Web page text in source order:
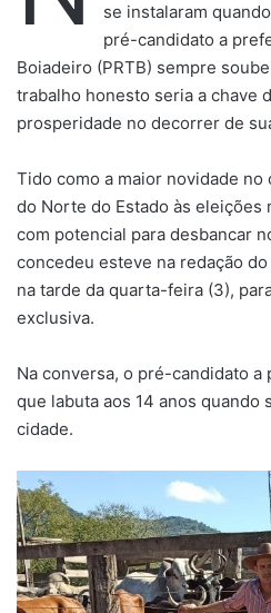
se instalaram
pré-candidato a
Boiadeiro (PRTB) sempre
trabalho honesto seria a chave
prosperidade no decorrer de
Tido como a maior novidade
do Norte do Estado às eleições
com potencial para desbancar
concedeu esteve na redação do
na tarde da quarta-feira (3),
exclusiva.
Na conversa, o pré-candidato
que labuta aos 14 anos quando
cidade.